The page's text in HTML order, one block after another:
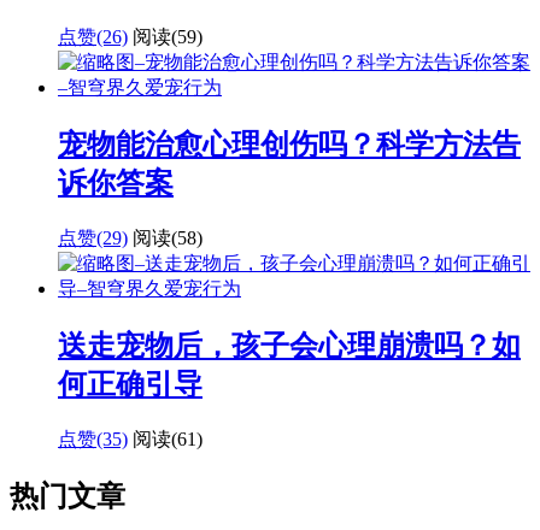
点赞(26) 阅读(59)
宠物能治愈心理创伤吗？科学方法告
诉你答案
点赞(29) 阅读(58)
送走宠物后，孩子会心理崩溃吗？如
何正确引导
点赞(35) 阅读(61)
热门文章